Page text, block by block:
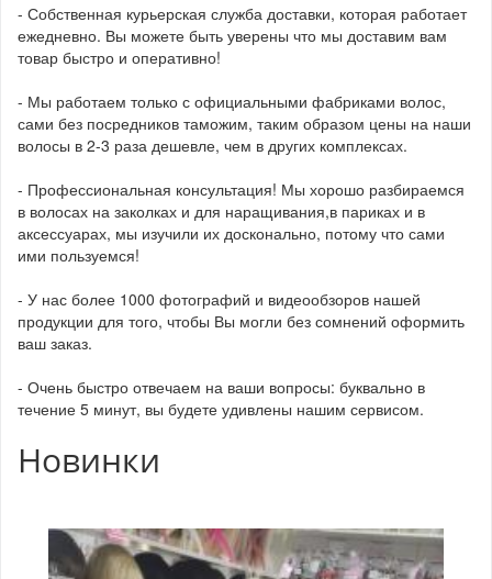
- Собственная курьерская служба доставки, которая работает
ежедневно. Вы можете быть уверены что мы доставим вам
товар быстро и оперативно!
- Мы работаем только с официальными фабриками волос,
сами без посредников таможим, таким образом цены на наши
волосы в 2-3 раза дешевле, чем в других комплексах.
- Профессиональная консультация! Мы хорошо разбираемся
в волосах на заколках и для наращивания,в париках и в
аксессуарах, мы изучили их досконально, потому что сами
ими пользуемся!
- У нас более 1000 фотографий и видеообзоров нашей
продукции для того, чтобы Вы могли без сомнений оформить
ваш заказ.
- Очень быстро отвечаем на ваши вопросы: буквально в
течение 5 минут, вы будете удивлены нашим сервисом.
Новинки